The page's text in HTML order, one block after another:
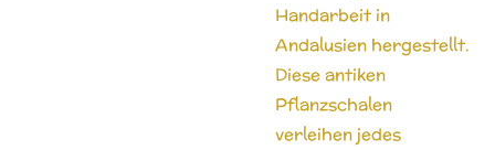
Handarbeit in
Andalusien hergestellt.
Diese antiken
Pflanzschalen
verleihen jedes